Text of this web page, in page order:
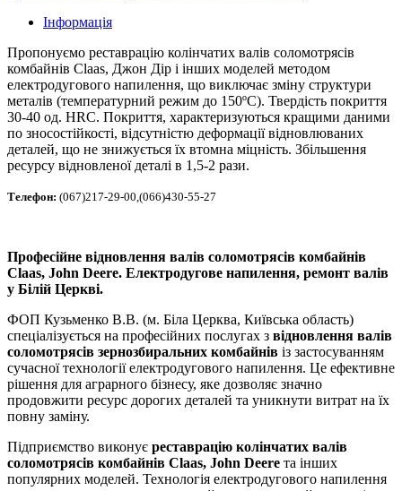
Інформація
Пропонуємо реставрацію колінчатих валів соломотрясів
комбайнів Claas, Джон Дір і інших моделей методом
електродугового напилення, що виключає зміну структури
металів (температурний режим до 150ºС). Твердість покриття
30-40 од. HRC. Покриття, характеризуються кращими даними
по зносостійкості, відсутністю деформації відновлюваних
деталей, що не знижується їх втомна міцність. Збільшення
ресурсу відновленої деталі в 1,5-2 рази.
Телефон: (067)217-29-00,(066)430-55-27
Професійне відновлення валів соломотрясів комбайнів
Claas, John Deere. Електродугове напилення, ремонт валів
у Білій Церкві.
ФОП Кузьменко В.В. (м. Біла Церква, Київська область)
спеціалізується на професійних послугах з відновлення валів
соломотрясів зернозбиральних комбайнів із застосуванням
сучасної технології електродугового напилення. Це ефективне
рішення для аграрного бізнесу, яке дозволяє значно
продовжити ресурс дорогих деталей та уникнути витрат на їх
повну заміну.
Підприємство виконує реставрацію колінчатих валів
соломотрясів комбайнів Claas, John Deere та інших
популярних моделей. Технологія електродугового напилення